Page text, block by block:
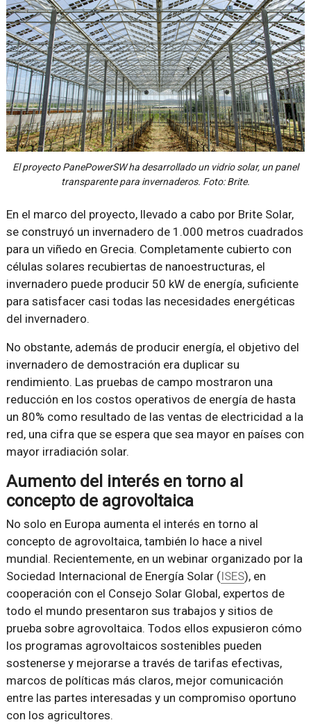
El proyecto PanePowerSW ha desarrollado un vidrio solar, un panel
transparente para invernaderos. Foto: Brite.
En el marco del proyecto, llevado a cabo por Brite Solar,
se construyó un invernadero de 1.000 metros cuadrados
para un viñedo en Grecia. Completamente cubierto con
células solares recubiertas de nanoestructuras, el
invernadero puede producir 50 kW de energía, suficiente
para satisfacer casi todas las necesidades energéticas
del invernadero.
No obstante, además de producir energía, el objetivo del
invernadero de demostración era duplicar su
rendimiento. Las pruebas de campo mostraron una
reducción en los costos operativos de energía de hasta
un 80% como resultado de las ventas de electricidad a la
red, una cifra que se espera que sea mayor en países con
mayor irradiación solar.
Aumento del interés en torno al
concepto de agrovoltaica
No solo en Europa aumenta el interés en torno al
concepto de agrovoltaica, también lo hace a nivel
mundial. Recientemente, en un webinar organizado por la
Sociedad Internacional de Energía Solar (ISES), en
cooperación con el Consejo Solar Global, expertos de
todo el mundo presentaron sus trabajos y sitios de
prueba sobre agrovoltaica. Todos ellos expusieron cómo
los programas agrovoltaicos sostenibles pueden
sostenerse y mejorarse a través de tarifas efectivas,
marcos de políticas más claros, mejor comunicación
entre las partes interesadas y un compromiso oportuno
con los agricultores.